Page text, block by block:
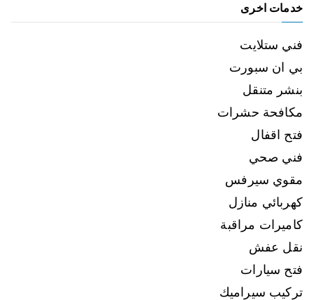
خدمات اخرى
فني ستلايت
بي ان سبورت
بنشر متنقل
مكافحة حشرات
فتح اقفال
فني صحي
مقوي سيرفس
كهربائي منازل
كاميرات مراقبة
نقل عفش
فتح سيارات
تركيب سيراميك